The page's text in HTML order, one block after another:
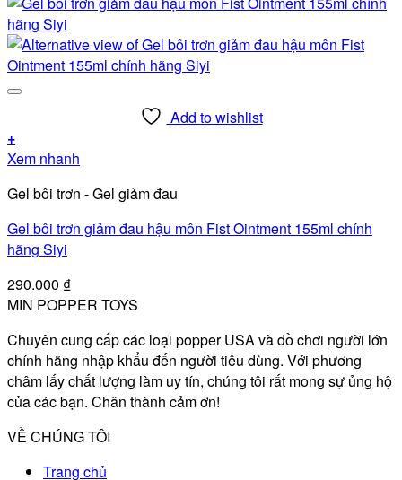
Add to wishlist
+
Xem nhanh
Gel bôi trơn - Gel giảm đau
Gel bôi trơn giảm đau hậu môn Fist Ointment 155ml chính
hãng Siyi
290.000 ₫
MIN POPPER TOYS
Chuyên cung cấp các loại popper USA và đồ chơi người lớn
chính hãng nhập khẩu đến người tiêu dùng. Với phương
châm lấy chất lượng làm uy tín, chúng tôi rất mong sự ủng hộ
của các bạn. Chân thành cảm ơn!
VỀ CHÚNG TÔI
Trang chủ